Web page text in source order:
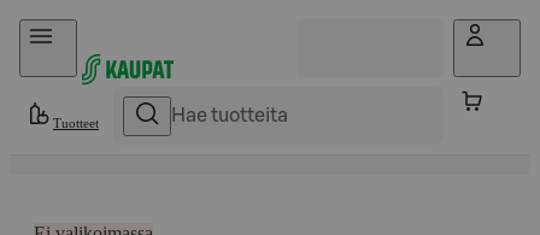
Hyppää sisältöön
Tuotteet